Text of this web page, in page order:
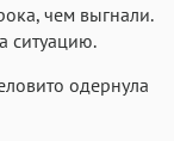
чем выгнали.
ситуацию.
одернула